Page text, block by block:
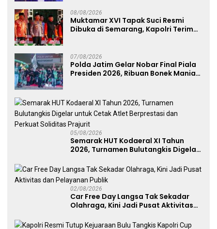
08/08/2026
Muktamar XVI Tapak Suci Resmi
Dibuka di Semarang, Kapolri Terima
07/08/2026
Polda Jatim Gelar Nobar Final Piala
Presiden 2026, Ribuan Bonek Mania
05/08/2026
Semarak HUT Kodaeral XI Tahun
2026, Turnamen Bulutangkis Digelar
Perkuat Soliditas Prajurit
02/08/2026
Car Free Day Langsa Tak Sekadar
Olahraga, Kini Jadi Pusat Aktivitas